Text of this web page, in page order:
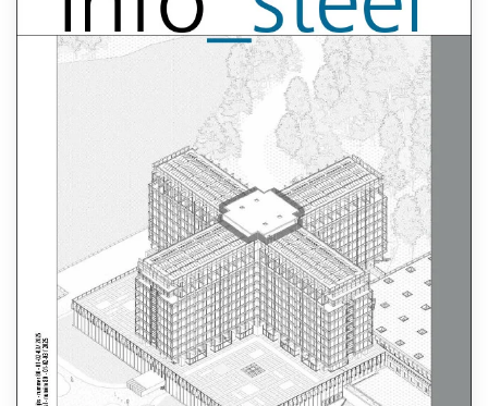
Lees meer